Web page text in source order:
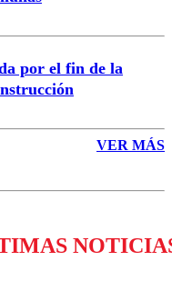
por el fin de la
VER MÁS